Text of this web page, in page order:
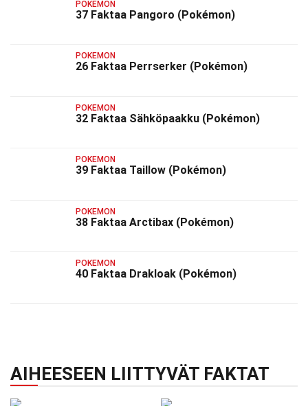
POKEMON
37 Faktaa Pangoro (Pokémon)
POKEMON
26 Faktaa Perrserker (Pokémon)
POKEMON
32 Faktaa Sähköpaakku (Pokémon)
POKEMON
39 Faktaa Taillow (Pokémon)
POKEMON
38 Faktaa Arctibax (Pokémon)
POKEMON
40 Faktaa Drakloak (Pokémon)
AIHEESEEN LIITTYVÄT FAKTAT